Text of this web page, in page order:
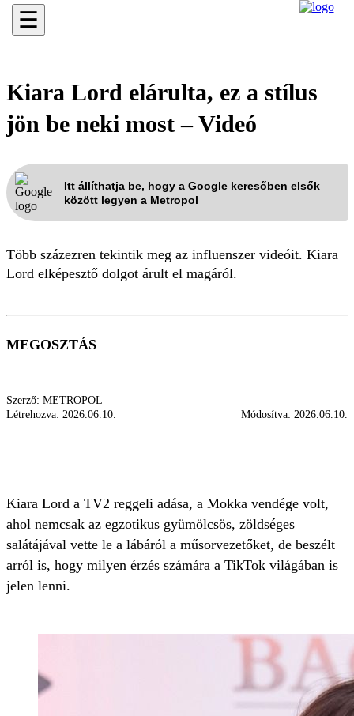
☰
Kiara Lord elárulta, ez a stílus
jön be neki most – Videó
Itt állíthatja be, hogy a Google keresőben elsők
között legyen a Metropol
Több százezren tekintik meg az influenszer videóit. Kiara
Lord elképesztő dolgot árult el magáról.
MEGOSZTÁS
Szerző: METROPOL
Létrehozva: 2026.06.10. Módosítva: 2026.06.10.
Kiara Lord a TV2 reggeli adása, a Mokka vendége volt,
ahol nemcsak az egzotikus gyümölcsös, zöldséges
salátájával vette le a lábáról a műsorvezetőket, de beszélt
arról is, hogy milyen érzés számára a TikTok világában is
jelen lenni.